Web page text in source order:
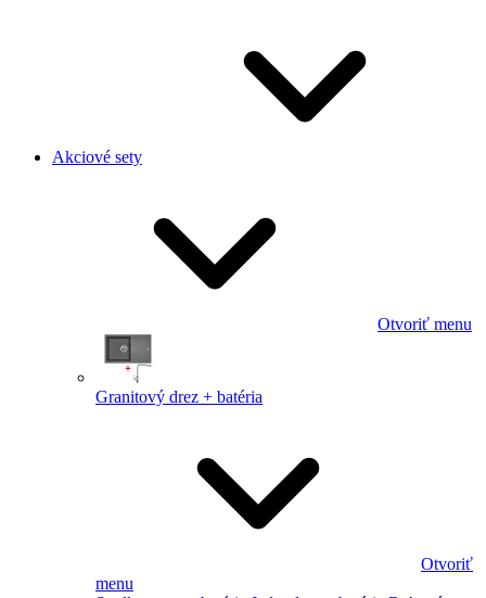
Akciové sety
Otvoriť menu
Granitový drez + batéria
Otvoriť
menu